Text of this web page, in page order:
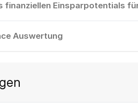
finanziellen Einsparpotentials
Auswertung